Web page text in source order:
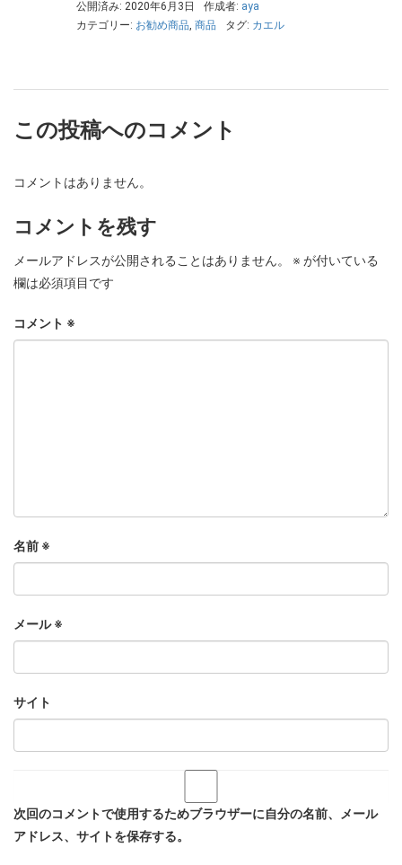
公開済み: 2020年6月3日 作成者: aya
カテゴリー: お勧め商品 商品 タグ: カエル
この投稿へのコメント
コメントはありません。
コメントを残す
メールアドレスが公開されることはありません。 ※ が付いている
欄は必須項目です
コメント ※
名前 ※
メール※
サイト
次回のコメントで使用するためブラウザーに自分の名前、メール
アドレス、サイトを保存する。